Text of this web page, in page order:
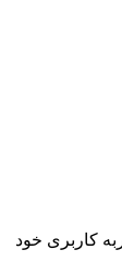
کاربری خود